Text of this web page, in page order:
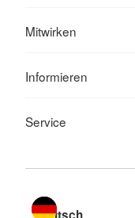
Mitwirken
Informieren
Service
Sprache wechseln zu